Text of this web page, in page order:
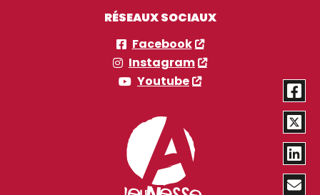
RÉSEAUX SOCIAUX
Facebook
Instagram
Youtube